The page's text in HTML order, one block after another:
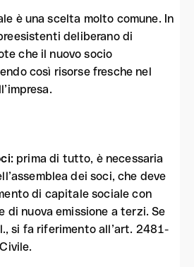
è una scelta molto comune. In
deliberano di
che il nuovo socio
così risorse fresche nel
:prima di tutto, è necessaria
dei soci, che deve
di capitale sociale con
di nuova emissione a terzi. Se
si fa riferimento all’art. 2481-